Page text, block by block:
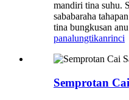
mandiri tina suhu.
sababaraha
tina bungkusan
panalungtikanrinci
Semprotan